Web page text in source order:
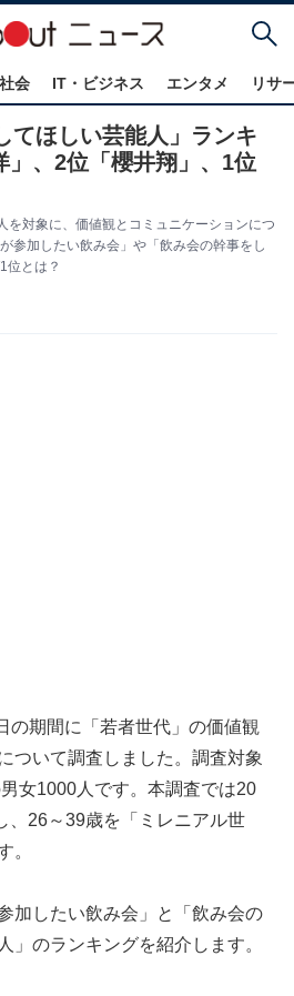
社会 IT・ビジネス エンタメ リサ
てほしい芸能人」ランキ
」、2位「櫻井翔」、1位
対象に、価値観とコミュニケーションにつ
参加したい飲み会」や「飲み会の幹事をし
位とは？
の期間に「若者世代」の価値観
ついて調査しました。調査対象
女1000人です。本調査では20
、26～39歳を「ミレニアル世
。
加したい飲み会」と「飲み会の
」のランキングを紹介します。